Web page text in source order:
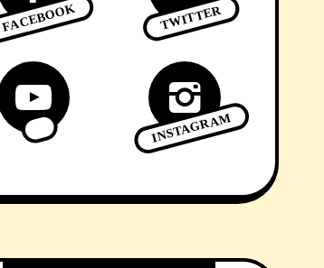
FACEBOOK TWITTER
INSTAGRAM